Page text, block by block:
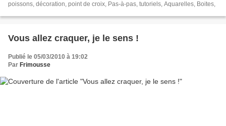
poissons, décoration, point de croix, Pas-à-pas, tutoriels, Aquarelles, Boites,
Vous allez craquer, je le sens !
Publié le 05/03/2010 à 19:02
Par Frimousse